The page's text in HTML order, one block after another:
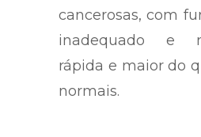
cancerosas, com
inadequado e
rápida e maior do
normais.